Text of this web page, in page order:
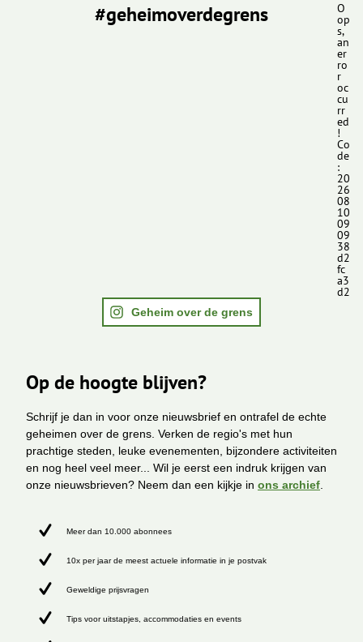
#geheimoverdegrens O
op
s,
an
er
ro
r
oc
cu
rr
ed
!
Co
de
:
20
26
08
10
09
09
38
d2
fc
a3
d2
Geheim over de grens
Op de hoogte blijven?
Schrijf je dan in voor onze nieuwsbrief en ontrafel de echte
geheimen over de grens. Verken de regio's met hun
prachtige steden, leuke evenementen, bijzondere activiteiten
en nog heel veel meer... Wil je eerst een indruk krijgen van
onze nieuwsbrieven? Neem dan een kijkje in ons archief.
Meer dan 10.000 abonnees
10x per jaar de meest actuele informatie in je postvak
Geweldige prijsvragen
Tips voor uitstapjes, accommodaties en events